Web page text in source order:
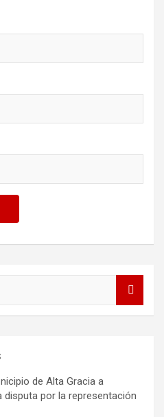
de Alta Gracia a
disputa por la representación